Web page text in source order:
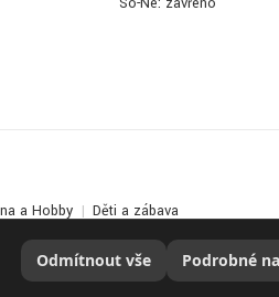
Odmítnout vše Podrobné
a Hobby
Děti a zábava